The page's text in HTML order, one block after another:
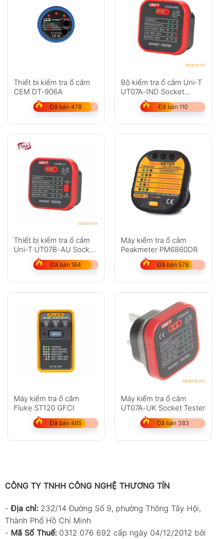
Thiết bị kiểm tra ổ cắm
CEM DT-906A
Đã bán 478
Bộ kiểm tra ổ cắm Uni-T
UT07A-IND Socket
Đã bán 110
Thiết bị kiểm tra ổ cắm
Uni-T UT07B-AU Socket
Tester
Đã bán 164
Máy kiểm tra ổ cắm
Peakmeter PM6860DR
Đã bán 578
Máy kiểm tra ổ cắm
Fluke ST120 GFCI
Đã bán 465
Máy kiểm tra ổ cắm
UT07A-UK Socket Tester
Đã bán 383
CÔNG TY TNHH CÔNG NGHỆ THƯƠNG TÍN
-Địa chỉ: 232/14 Đường Số 9, phường Thông Tây Hội,
Thành Phố Hồ Chí Minh
- Mã Số Thuế: 0312 076 692 cấp ngày 04/12/2012 bởi